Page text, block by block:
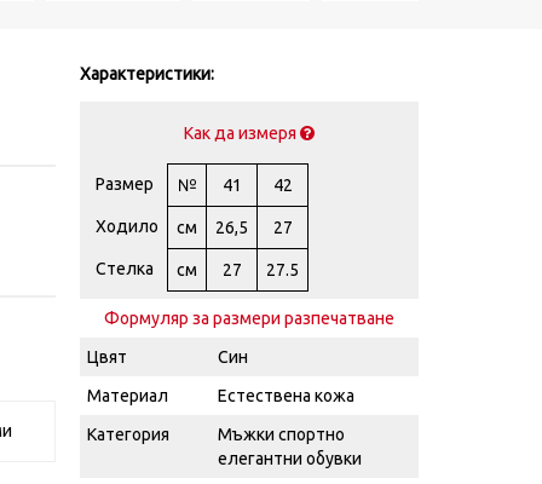
Характеристики:
Как да измеря
Размер № 41 42
Ходило см 26,5 27
Стелка см 27 27.5
Формуляр за размери разпечатване
Цвят
Син
Материал
Естествена кожа
Категория
Мъжки спортно
елегантни обувки